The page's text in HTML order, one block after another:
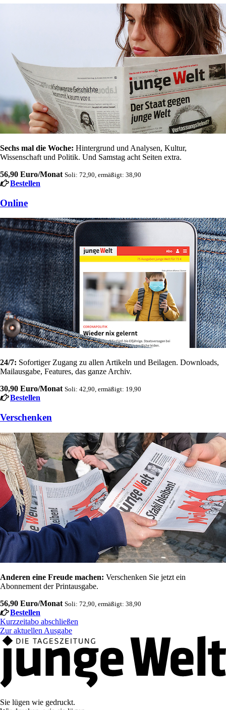
Sechs mal die Woche: Hintergrund und Analysen, Kultur,
Wissenschaft und Politik. Und Samstag acht Seiten extra.
56,90 Euro/Monat Soli: 72,90, ermäßigt: 38,90
Bestellen
Online
24/7: Sofortiger Zugang zu allen Artikeln und Beilagen. Downloads,
Mailausgabe, Features, das ganze Archiv.
30,90 Euro/Monat Soli: 42,90, ermäßigt: 19,90
Bestellen
Verschenken
Anderen eine Freude machen: Verschenken Sie jetzt ein
Abonnement der Printausgabe.
56,90 Euro/Monat Soli: 72,90, ermäßigt: 38,90
Bestellen
Kurzzeitabo abschließen
Zur aktuellen Ausgabe
Sie lügen wie gedruckt.